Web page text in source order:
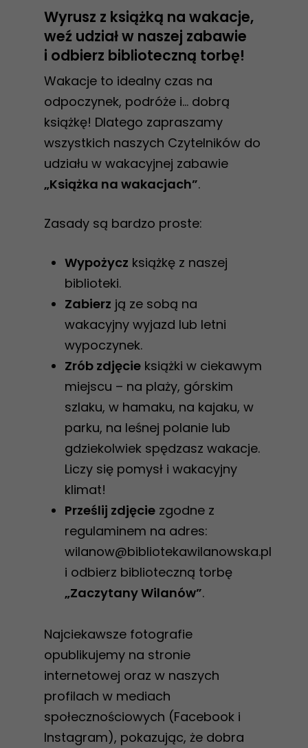
Wyrusz z książką na wakacje,
weź udział w naszej zabawie
i odbierz biblioteczną torbę!
Wakacje to idealny czas na
odpoczynek, podróże i… dobrą
książkę! Dlatego zapraszamy
wszystkich naszych Czytelników do
udziału w wakacyjnej zabawie
„Książka na wakacjach”.
Zasady są bardzo proste:
Wypożycz książkę z naszej
biblioteki.
Zabierz ją ze sobą na
wakacyjny wyjazd lub letni
wypoczynek.
Zrób zdjęcie książki w ciekawym
miejscu – na plaży, górskim
szlaku, w hamaku, na kajaku, w
parku, na leśnej polanie lub
gdziekolwiek spędzasz wakacje.
Liczy się pomysł i wakacyjny
klimat!
Prześlij zdjęcie zgodne z
regulaminem na adres:
wilanow@bibliotekawilanowska.pl
i odbierz biblioteczną torbę
„Zaczytany Wilanów”.
Najciekawsze fotografie
opublikujemy na stronie
internetowej oraz w naszych
profilach w mediach
społecznościowych (Facebook i
Instagram), pokazując, że dobra